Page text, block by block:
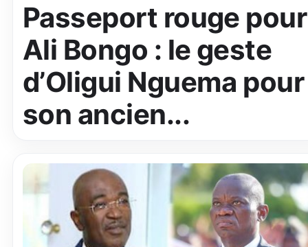
Passeport rouge pour
Ali Bongo : le geste
d’Oligui Nguema pour
son ancien...